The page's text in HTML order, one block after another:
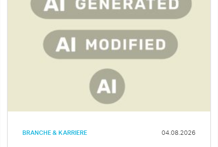
BRANCHE & KARRIERE 04.08.2026